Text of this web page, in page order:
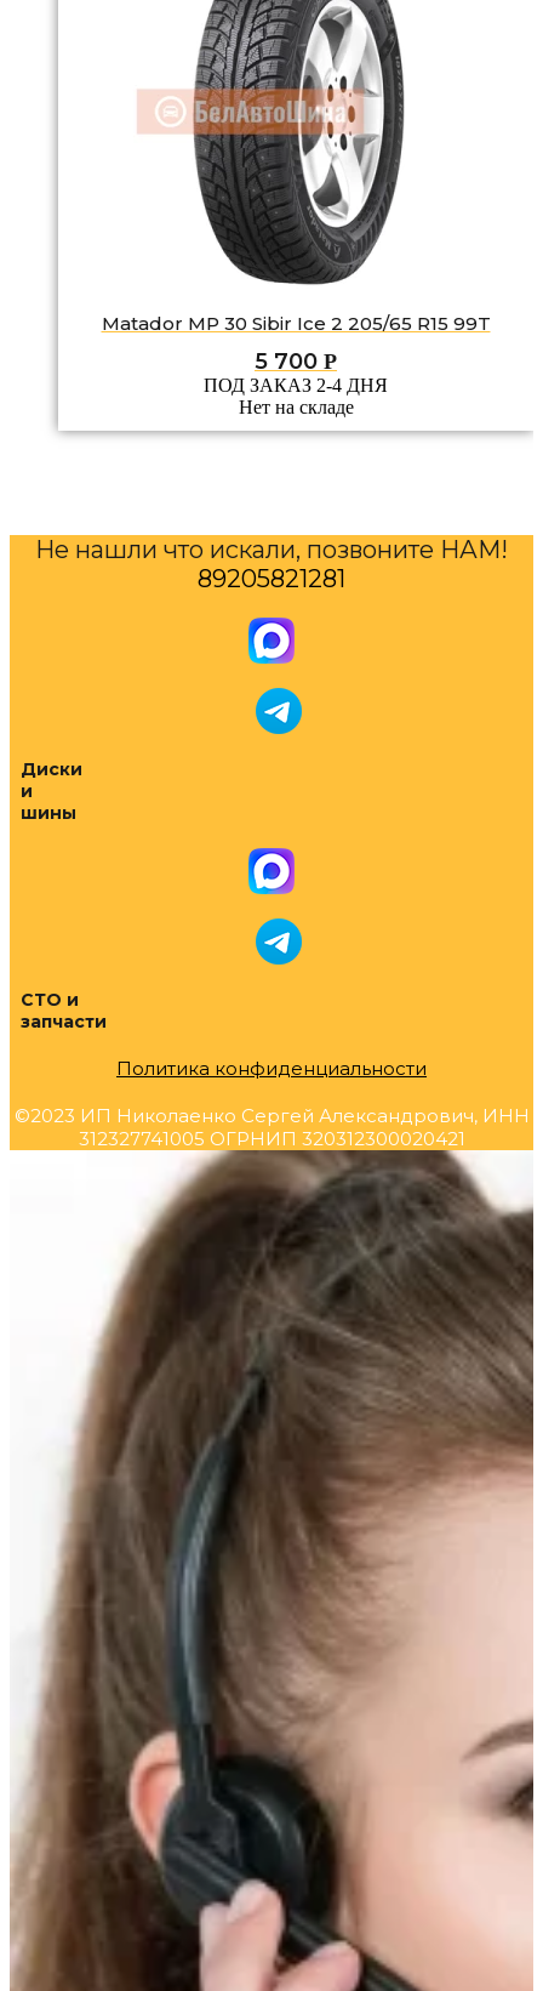
Matador MP 30 Sibir Ice 2 205/65 R15 99T
5 700 Р
ПОД ЗАКАЗ 2-4 ДНЯ
Нет на складе
Не нашли что искали, позвоните НАМ!
89205821281
Диски
и
шины
СТО и
запчасти
Политика конфиденциальности
©2023 ИП Николаенко Сергей Александрович, ИНН
312327741005 ОГРНИП 320312300020421